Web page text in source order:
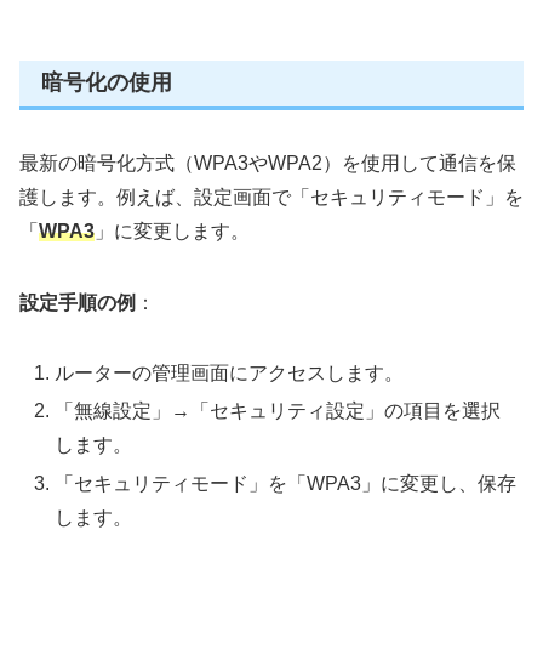
暗号化の使用
最新の暗号化方式（WPA3やWPA2）を使用して通信を保
護します。例えば、設定画面で「セキュリティモード」を
「 WPA3 」に変更します。
設定手順の例 ：
ルーターの管理画面にアクセスします。
「無線設定」→「セキュリティ設定」の項目を選択
します。
「セキュリティモード」を「WPA3」に変更し、保存
します。